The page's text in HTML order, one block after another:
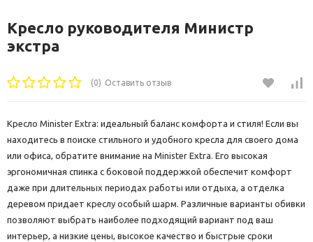
Кресло руководителя Министр
экстра
(0) Оставить отзыв
Кресло Minister Extra: идеальный баланс комфорта и стиля! Если вы
находитесь в поиске стильного и удобного кресла для своего дома
или офиса, обратите внимание на Minister Extra. Его высокая
эргономичная спинка с боковой поддержкой обеспечит комфорт
даже при длительных периодах работы или отдыха, а отделка
деревом придает креслу особый шарм. Различные варианты обивки
позволяют выбрать наиболее подходящий вариант под ваш
интерьер, а низкие цены, высокое качество и быстрые сроки